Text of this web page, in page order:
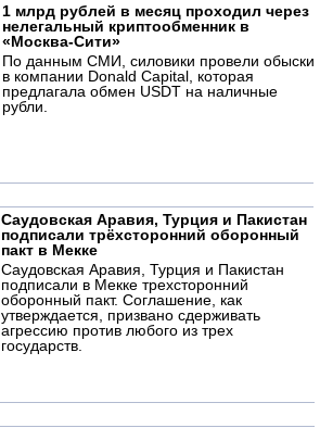
1 млрд рублей в месяц проходил через
нелегальный криптообменник в
«Москва-Сити»
По данным СМИ, силовики провели обыски
в компании Donald Capital, которая
предлагала обмен USDT на наличные
рубли.
Саудовская Аравия, Турция и Пакистан
подписали трёхсторонний оборонный
пакт в Мекке
Саудовская Аравия, Турция и Пакистан
подписали в Мекке трехсторонний
оборонный пакт. Соглашение, как
утверждается, призвано сдерживать
агрессию против любого из трех
государств.